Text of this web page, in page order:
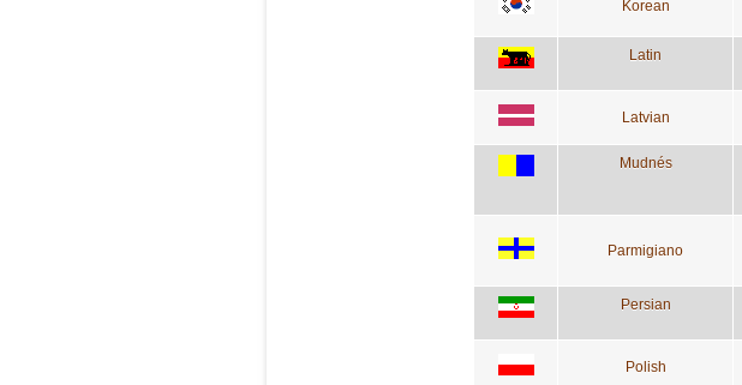
Korean
Latin
Latvian
Mudnés
Parmigiano
Persian
Polish